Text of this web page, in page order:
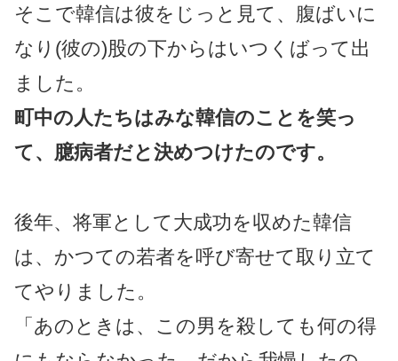
そこで韓信は彼をじっと見て、腹ばいに
なり(彼の)股の下からはいつくばって出
ました。
町中の人たちはみな韓信のことを笑っ
て、臆病者だと決めつけたのです。
後年、将軍として大成功を収めた韓信
は、かつての若者を呼び寄せて取り立て
てやりました。
「あのときは、この男を殺しても何の得